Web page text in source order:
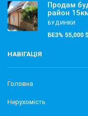
Продам
район
БУДИНКИ
БЕЗ% 55,000
НАВІГАЦІЯ
Головна
Нерухомість